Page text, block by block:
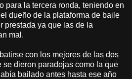
para la tercera ronda, teniendo en
dueño de la plataforma de baile
prestada ya que las de la
mal.
con los mejores de las dos
se dieron paradojas como la que
bailado antes hasta ese año